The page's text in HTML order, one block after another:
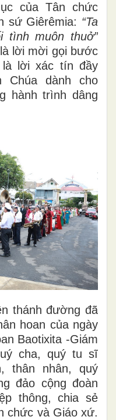
của Tân chức
sứ Giêrêmia: “Ta
tình muôn thuở”
lời mời gọi bước
là lời xác tín đầy
Chúa dành cho
hành trình dâng
thánh đường đã
hoan của ngày
Baotixita -Giám
cha, quý tu sĩ
thân nhân, quý
đảo cộng đoàn
thông, chia sẻ
chức và Giáo xứ.